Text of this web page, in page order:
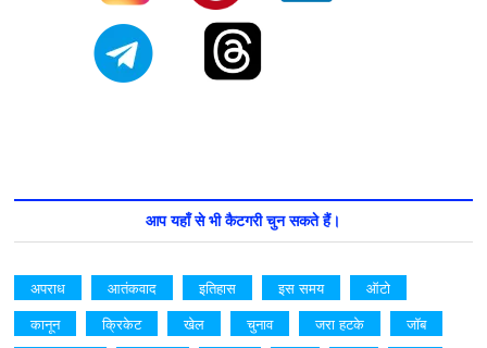
आप यहाँ से भी कैटगरी चुन सकते हैं।
अपराध आतंकवाद इतिहास इस समय
ऑटो
कानून
क्रिकेट खेल चुनाव जरा हटके
जॉब